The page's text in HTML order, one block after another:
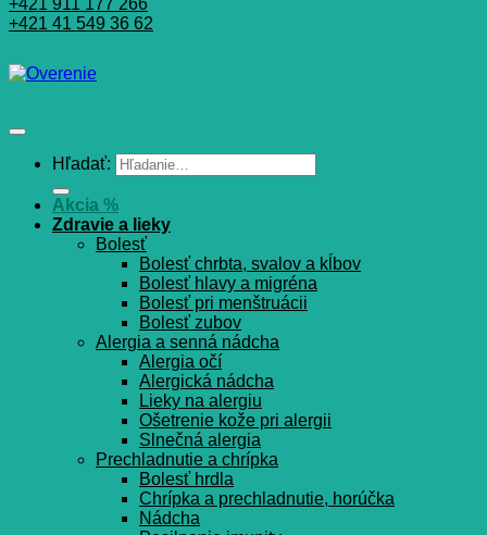
+421 911 177 266
+421 41 549 36 62
Hľadať:
Akcia %
Zdravie a lieky
Bolesť
Bolesť chrbta, svalov a kĺbov
Bolesť hlavy a migréna
Bolesť pri menštruácii
Bolesť zubov
Alergia a senná nádcha
Alergia očí
Alergická nádcha
Lieky na alergiu
Ošetrenie kože pri alergii
Slnečná alergia
Prechladnutie a chrípka
Bolesť hrdla
Chrípka a prechladnutie, horúčka
Nádcha